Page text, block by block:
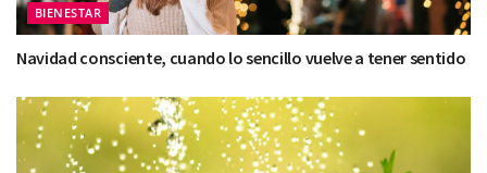
BIENESTAR
Navidad consciente, cuando lo sencillo vuelve a tener sentido